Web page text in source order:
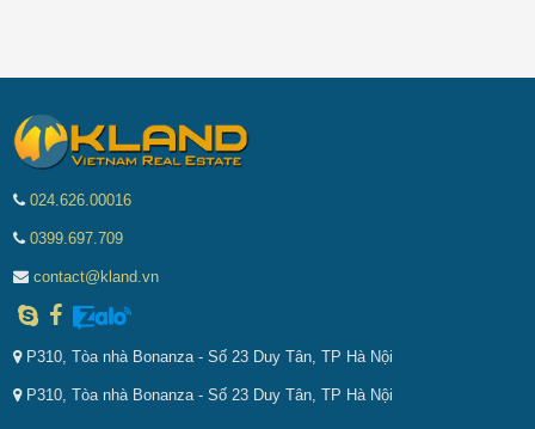
024.626.00016
0399.697.709
contact@kland.vn
P310, Tòa nhà Bonanza - Số 23 Duy Tân, TP Hà Nội
P310, Tòa nhà Bonanza - Số 23 Duy Tân, TP Hà Nội